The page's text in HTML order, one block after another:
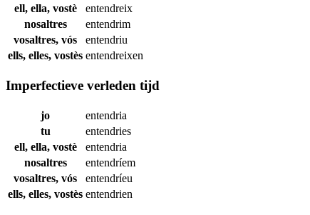
ell, ella, vostè
entendreix
nosaltres
entendrim
vosaltres, vós
entendriu
ells, elles, vostès entendreixen
Imperfectieve verleden tijd
jo
entendria
tu
entendries
ell, ella, vostè
entendria
nosaltres
entendríem
vosaltres, vós
entendríeu
ells, elles, vostès entendrien